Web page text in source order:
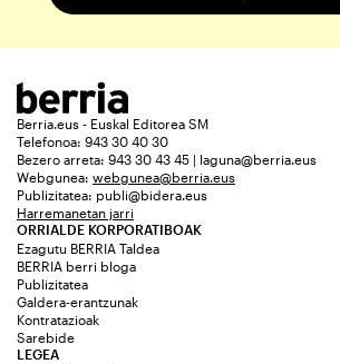
Berria.eus - Euskal Editorea SM
Telefonoa: 943 30 40 30
Bezero arreta: 943 30 43 45 | laguna@berria.eus
Webgunea: webgunea@berria.eus
Publizitatea: publi@bidera.eus
Harremanetan jarri
ORRIALDE KORPORATIBOAK
Ezagutu BERRIA Taldea
BERRIA berri bloga
Publizitatea
Galdera-erantzunak
Kontratazioak
Sarebide
LEGEA